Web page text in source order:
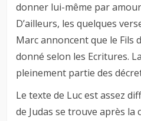
donner lui-même par
D’ailleurs, les quelques
Marc annoncent que le Fils
donné selon les Ecritures.
pleinement partie des
Le texte de Luc est assez
de Judas se trouve après la